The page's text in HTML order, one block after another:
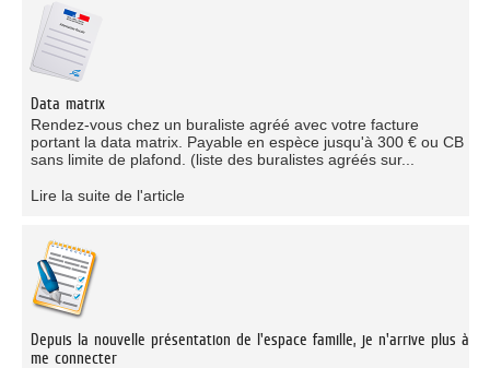
Data matrix
Rendez-vous chez un buraliste agréé avec votre facture
portant la data matrix. Payable en espèce jusqu'à 300 € ou CB
sans limite de plafond. (liste des buralistes agréés sur...
Lire la suite de l'article
Depuis la nouvelle présentation de l'espace famille, je n'arrive plus à
me connecter